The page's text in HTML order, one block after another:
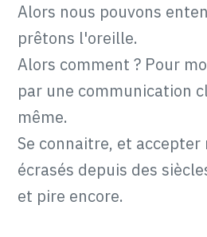
Alors nous pouvons
prêtons l'oreille.
Alors comment ? Pour
par une communication
même.
Se connaitre, et accepter
écrasés depuis des
et pire encore.